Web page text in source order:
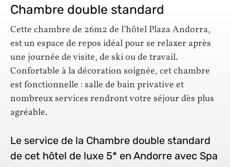
Chambre double standard
Cette chambre de 26m2 de l’hôtel Plaza Andorra,
est un espace de repos idéal pour se relaxer après
une journée de visite, de ski ou de travail.
Confortable à la décoration soignée, cet chambre
est fonctionnelle : salle de bain privative et
nombreux services rendront votre séjour dès plus
agréable.
Le service de la Chambre double standard
de cet hôtel de luxe 5* en Andorre avec Spa